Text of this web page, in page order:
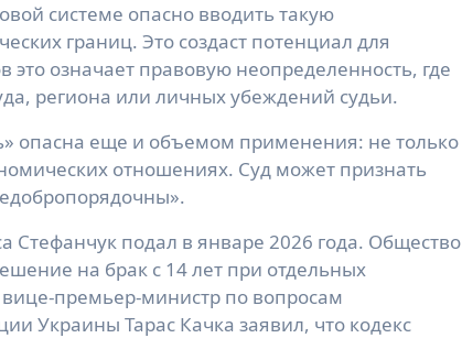
системе опасно вводить такую
границ. Это создаст потенциал для
означает правовую неопределенность, где
региона или личных убеждений судьи.
опасна еще и объемом применения: не только
отношениях. Суд может признать
Стефанчук подал в январе 2026 года. Общество
на брак с 14 лет при отдельных
премьер-министр по вопросам
Украины Тарас Качка заявил, что кодекс